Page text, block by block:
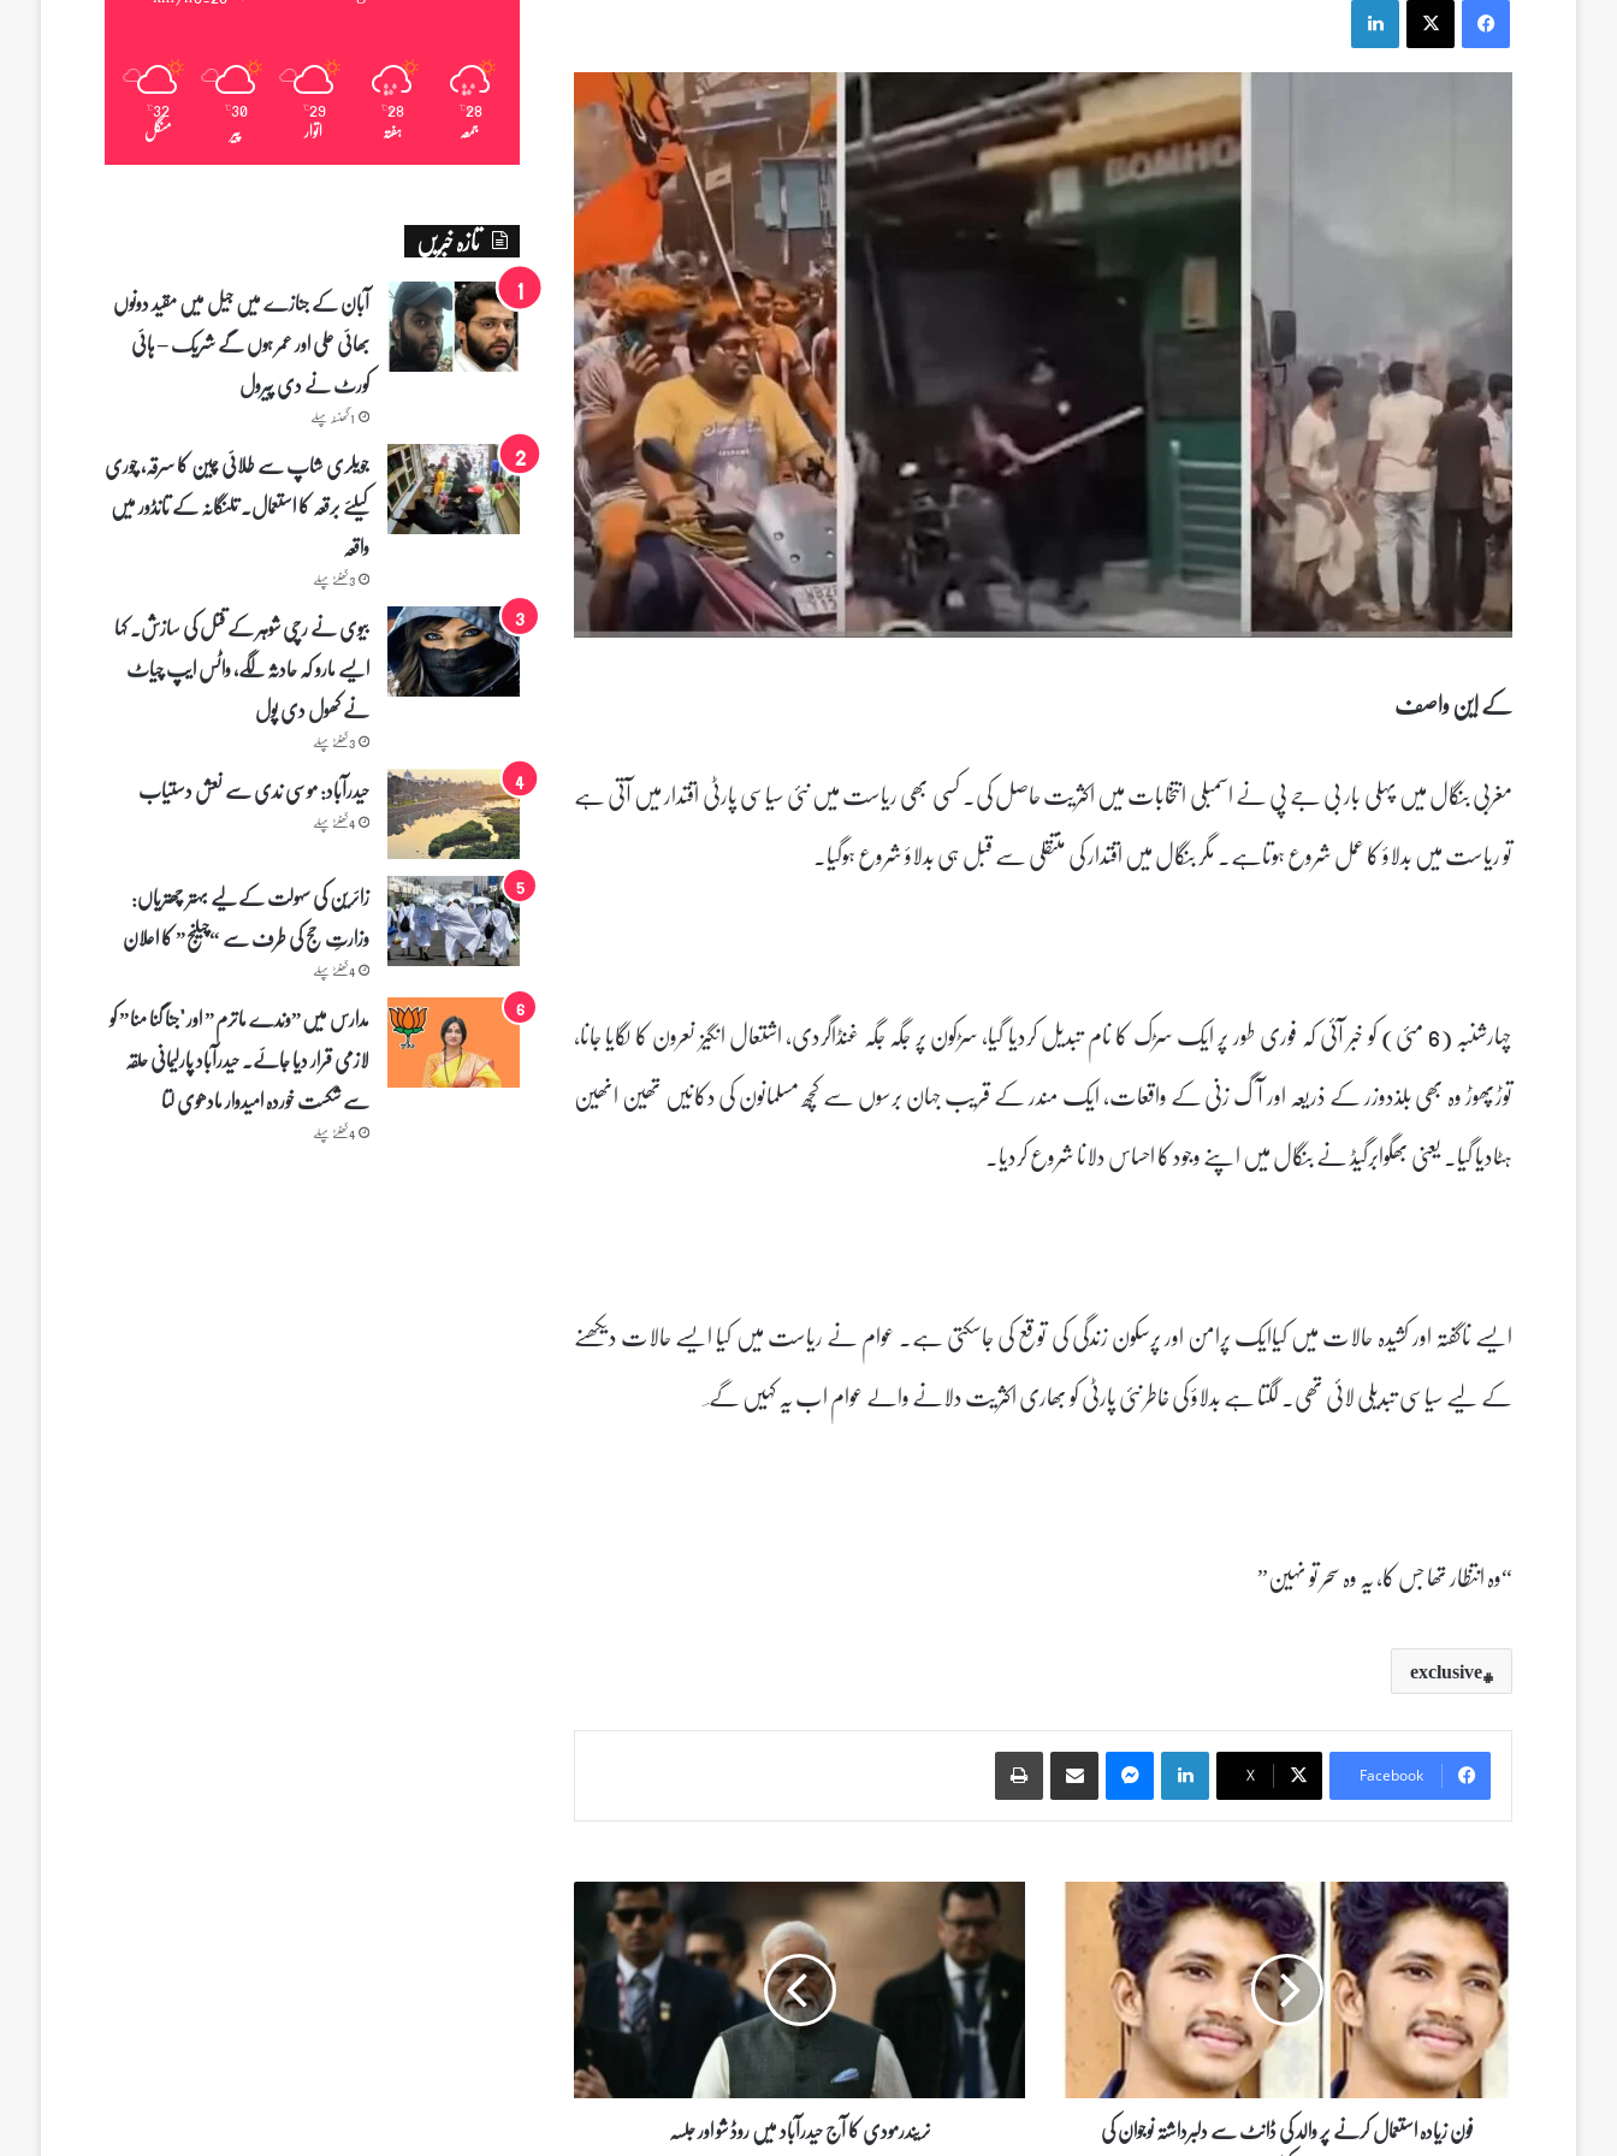
کے این واصف
مغربی بنگال میں پہلی بار بی جے پی نے اسمبلی انتخابات میں اکثریت حاصل کی۔ کسی بھی ریاست میں نئی سیاسی پارٹی اقتدار میں آتی ہے
تو ریاست میں بدلاؤ کا عمل شروع ہوتاہے۔ مگر بنگال میں اقتدار کی منتقلی سے قبل ہی بدلاؤ شروع ہوگیا۔
چہارشنبہ (6 مئی) کو خبر آئی کہ فوری طور پر ایک سڑک کا نام تبدیل کردیا گیا، سڑکون پر جگہ جگہ غنڈاگردی، اشتعال انگیز نعرون کا لگایا جانا،
توڑپھوڑ وہ بھی بلذدوزر کے ذریعہ اور آگ زنی کے واقعات، ایک مندر کے قریب جہان برسوں سے کچھ مسلمانون کی دکانیں تھین انھین
ہٹادیا گیا۔ یعنی بھگوابرگیڈ نے بنگال میں اپنے وجود کا احساس دلانا شروع کردیا۔
ایسے ناگفتہ اور کشیدہ حالات میں کیاایک پرامن اور پرسکون زندگی کی توقع کی جاسکتی ہے۔ عوام نے ریاست میں کیا ایسے حالات دیکھنے
کے لیے سیاسی تبدیلی لائی تھی۔ لگتا ہے بدلاؤ کی خاطر نئی پارٹی کو بھاری اکثریت دلانے والے عوام اب یہ کہیں گے ؔ
“وہ انتظار تھا جس کا، یہ وہ سحر تو نہین”
exclusive
Facebook
X
LinkedIn
Messenger
Share via Email
Print
ف
و
ن
ز
ی
فون زیادہ استعمال کرنے پر والد کی ڈانٹ سے دلبرداشتہ نوجوان کی
ن
ن
ر
م
د
نریندرمودی کا آج حیدرآباد میں روڈ شو اور جلسہ
28
℃
جمعہ
28
℃
ہفتہ
29
℃
اتوار
30
℃
پیر
32
℃
منگل
تازہ خبریں
آبان کے جنازے میں جیل میں مقید دونوں
بھائی علی اور عمر ہوں گے شریک – ہائی
کورٹ نے دی پیرول
1 گھنٹہ پہلے
جویلری شاپ سے طلائی چین کا سرقہ، چوری
کیلئے برقعہ کا استعمال۔ تلنگانہ کے تانڈور میں
واقعہ
3 گھنٹے پہلے
بیوی نے رچی شوہر کے قتل کی سازش۔ کہا
ایسے مارو کہ حادثہ لگے، واٹس ایپ چیاٹ
نے کھول دی پول
3 گھنٹے پہلے
حیدرآباد: موسی ندی سے نعش دستیاب
4 گھنٹے پہلے
زائرین کی سہولت کے لیے بہتر چھتریاں:
وزارتِ حج کی طرف سے “چیلنج” کا اعلان
4 گھنٹے پہلے
مدارس میں”وندے ماترم” اور "جنا گنا منا” کو
لازمی قرار دیا جائے۔ حیدرآباد پارلیمانی حلقہ
سے شکست خوردہ امیدوار مادھوی لتا
4 گھنٹے پہلے